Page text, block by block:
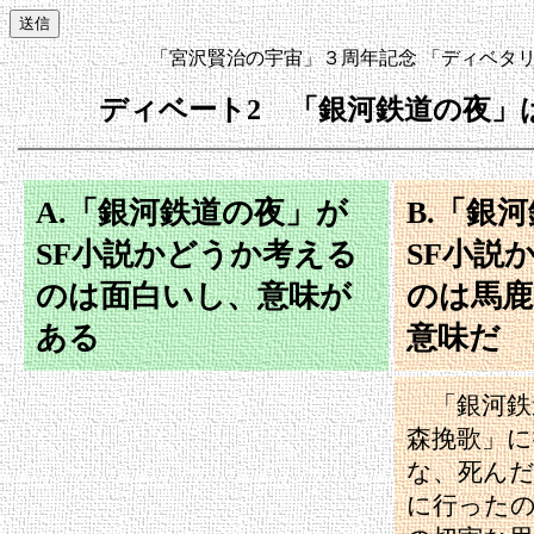
「宮沢賢治の宇宙」３周年記念 「ディベタ
ディベート2 「銀河鉄道の夜」
A.「銀河鉄道の夜」が
SF小説かどうか考える
のは面白いし、意味が
ある
B.「銀
SF小説
のは馬
意味だ
「銀河鉄
森挽歌」
な、死ん
に行った